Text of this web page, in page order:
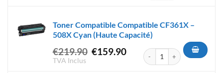
€219.90.
€159.90.
Toner Compatible Compatible CF361X –
508X Cyan (Haute Capacité)
€219.90 Le
€159.90Le
TVA Inclus
quantité de Toner